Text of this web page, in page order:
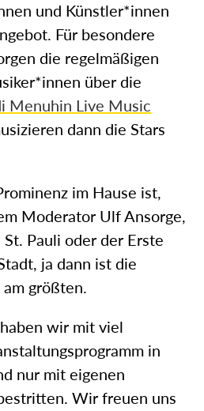
und Künstler*innen
Für besondere
die regelmäßigen
über die
Menuhin Live Music
dann die Stars
im Hause ist,
Moderator Ulf Ansorge,
Pauli oder der Erste
ja dann ist die
größten.
wir mit viel
in
nur mit eigenen
Wir freuen uns